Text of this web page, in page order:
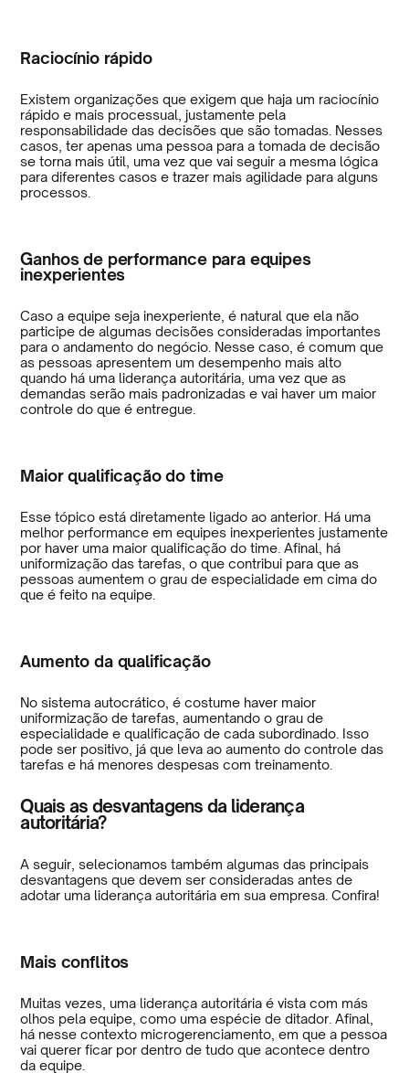
Raciocínio rápido
Existem organizações que exigem que haja um raciocínio
rápido e mais processual, justamente pela
responsabilidade das decisões que são tomadas. Nesses
casos, ter apenas uma pessoa para a tomada de decisão
se torna mais útil, uma vez que vai seguir a mesma lógica
para diferentes casos e trazer mais agilidade para alguns
processos.
Ganhos de performance para equipes
inexperientes
Caso a equipe seja inexperiente, é natural que ela não
participe de algumas decisões consideradas importantes
para o andamento do negócio. Nesse caso, é comum que
as pessoas apresentem um desempenho mais alto
quando há uma liderança autoritária, uma vez que as
demandas serão mais padronizadas e vai haver um maior
controle do que é entregue.
Maior qualificação do time
Esse tópico está diretamente ligado ao anterior. Há uma
melhor performance em equipes inexperientes justamente
por haver uma maior qualificação do time. Afinal, há
uniformização das tarefas, o que contribui para que as
pessoas aumentem o grau de especialidade em cima do
que é feito na equipe.
Aumento da qualificação
No sistema autocrático, é costume haver maior
uniformização de tarefas, aumentando o grau de
especialidade e qualificação de cada subordinado. Isso
pode ser positivo, já que leva ao aumento do controle das
tarefas e há menores despesas com treinamento.
Quais as desvantagens da liderança
autoritária?
A seguir, selecionamos também algumas das principais
desvantagens que devem ser consideradas antes de
adotar uma liderança autoritária em sua empresa. Confira!
Mais conflitos
Muitas vezes, uma liderança autoritária é vista com más
olhos pela equipe, como uma espécie de ditador. Afinal,
há nesse contexto microgerenciamento, em que a pessoa
vai querer ficar por dentro de tudo que acontece dentro
da equipe.